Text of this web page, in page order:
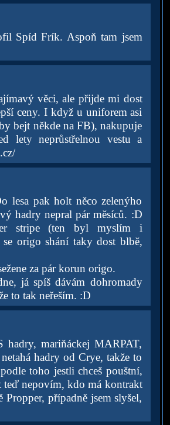
Spíd Frík. Aspoň tam jsem
věci, ale přijde mi dost
ceny. I když u uniforem asi
bejt někde na FB), nakupuje
lety neprůstřelnou vestu a
lesa pak holt něco zelenýho
hadry nepral pár měsíců. :D
stripe (ten byl myslím i
origo shání taky dost blbě,
za pár korun origo.
já spíš dávám dohromady
to tak neřeším. :D
mariňáckej MARPAT,
hadry od Crye, takže to
toho jestli chceš pouštní,
teď nepovím, kdo má kontrakt
případně jsem slyšel,